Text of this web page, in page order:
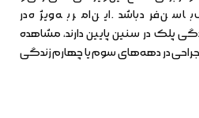
سن فرد باشد. این امر به ویژه در
پلک در سنین پایین دارند، مشاهده
جراحی در دهه‌های سوم یا چهارم زندگی